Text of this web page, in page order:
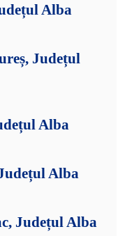
Alba
Județul
Alba
Alba
Județul Alba